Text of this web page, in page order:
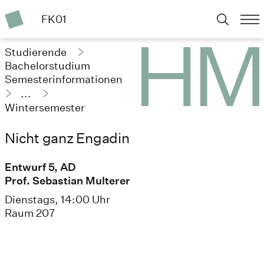
FK01
Studierende
Bachelorstudium
Semesterinformationen
...
Wintersemester
Nicht ganz Engadin
Entwurf 5, AD
Prof. Sebastian Multerer
Dienstags, 14:00 Uhr
Raum 207